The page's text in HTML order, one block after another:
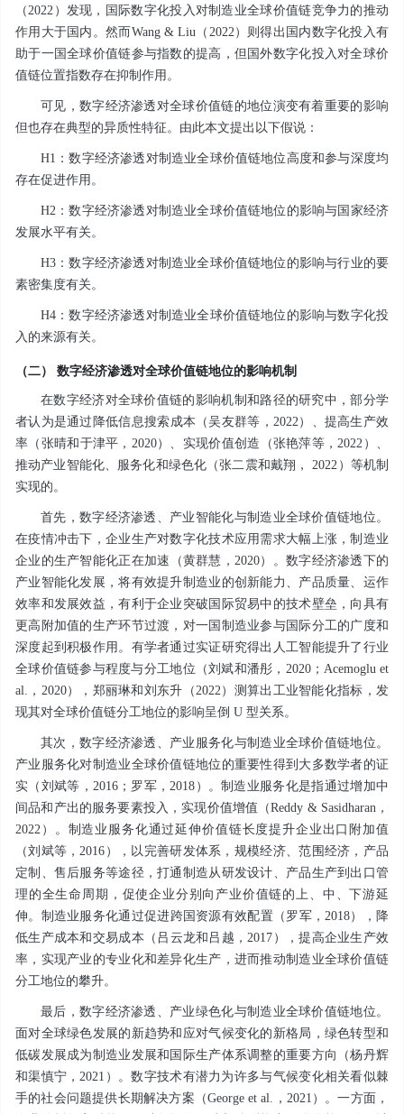
（2022）发现，国际数字化投入对制造业全球价值链竞争力的推动
作用大于国内。然而Wang & Liu（2022）则得出国内数字化投入有
助于一国全球价值链参与指数的提高，但国外数字化投入对全球价
值链位置指数存在抑制作用。
可见，数字经济渗透对全球价值链的地位演变有着重要的影响
但也存在典型的异质性特征。由此本文提出以下假说：
H1：数字经济渗透对制造业全球价值链地位高度和参与深度均
存在促进作用。
H2：数字经济渗透对制造业全球价值链地位的影响与国家经济
发展水平有关。
H3：数字经济渗透对制造业全球价值链地位的影响与行业的要
素密集度有关。
H4：数字经济渗透对制造业全球价值链地位的影响与数字化投
入的来源有关。
（二） 数字经济渗透对全球价值链地位的影响机制
在数字经济对全球价值链的影响机制和路径的研究中，部分学
者认为是通过降低信息搜索成本（吴友群等，2022）、提高生产效
率（张晴和于津平，2020）、实现价值创造（张艳萍等，2022）、
推动产业智能化、服务化和绿色化（张二震和戴翔， 2022）等机制
实现的。
首先，数字经济渗透、产业智能化与制造业全球价值链地位。
在疫情冲击下，企业生产对数字化技术应用需求大幅上涨，制造业
企业的生产智能化正在加速（黄群慧，2020）。数字经济渗透下的
产业智能化发展，将有效提升制造业的创新能力、产品质量、运作
效率和发展效益，有利于企业突破国际贸易中的技术壁垒，向具有
更高附加值的生产环节过渡，对一国制造业参与国际分工的广度和
深度起到积极作用。有学者通过实证研究得出人工智能提升了行业
全球价值链参与程度与分工地位（刘斌和潘彤，2020；Acemoglu et
al.，2020），郑丽琳和刘东升（2022）测算出工业智能化指标，发
现其对全球价值链分工地位的影响呈倒 U 型关系。
其次，数字经济渗透、产业服务化与制造业全球价值链地位。
产业服务化对制造业全球价值链地位的重要性得到大多数学者的证
实（刘斌等，2016；罗军，2018）。制造业服务化是指通过增加中
间品和产出的服务要素投入，实现价值增值（Reddy & Sasidharan，
2022）。制造业服务化通过延伸价值链长度提升企业出口附加值
（刘斌等，2016），以完善研发体系，规模经济、范围经济，产品
定制、售后服务等途径，打通制造从研发设计、产品生产到出口管
理的全生命周期，促使企业分别向产业价值链的上、中、下游延
伸。制造业服务化通过促进跨国资源有效配置（罗军，2018），降
低生产成本和交易成本（吕云龙和吕越，2017），提高企业生产效
率，实现产业的专业化和差异化生产，进而推动制造业全球价值链
分工地位的攀升。
最后，数字经济渗透、产业绿色化与制造业全球价值链地位。
面对全球绿色发展的新趋势和应对气候变化的新格局，绿色转型和
低碳发展成为制造业发展和国际生产体系调整的重要方向（杨丹辉
和渠慎宁，2021）。数字技术有潜力为许多与气候变化相关看似棘
手的社会问题提供长期解决方案（George et al.，2021）。一方面，